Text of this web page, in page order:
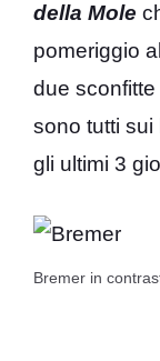
della Mole
pomeriggio
due sconfitte
sono tutti
gli ultimi 3
Bremer in